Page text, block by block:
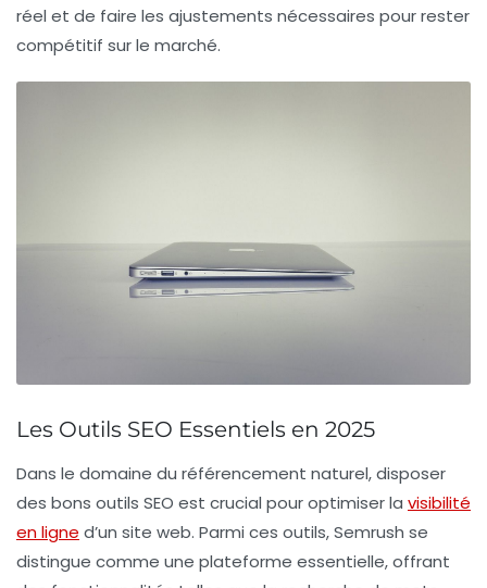
réel et de faire les ajustements nécessaires pour rester
compétitif sur le marché.
Les Outils SEO Essentiels en 2025
Dans le domaine du référencement naturel, disposer
des bons outils SEO est crucial pour optimiser la visibilité
en ligne d’un site web. Parmi ces outils,Semrush se
distingue comme une plateforme essentielle, offrant